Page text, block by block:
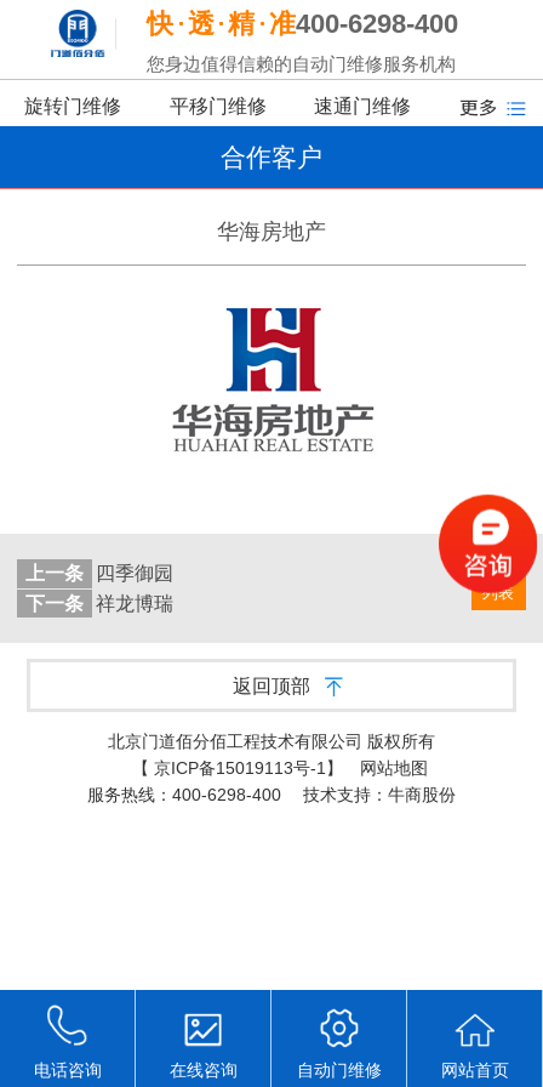
快 透 精 准400-6298-400
您身边值得信赖的自动门维修服务机构
旋转门维修 平移门维修 速通门维修
合作客户
华海房地产
返回
列表
上一条
四季御园
下一条 祥龙博瑞
返回顶部
北京门道佰分佰工程技术有限公司 版权所有
【 京ICP备15019113号-1】 网站地图
服务热线：400-6298-400 技术支持：牛商股份
电话咨询 在线咨询 自动门维修 网站首页